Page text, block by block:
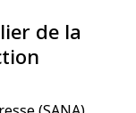
de la